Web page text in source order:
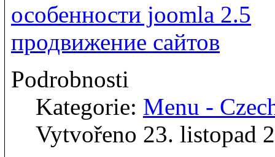
особенности joomla 2.5
продвижение сайтов
Podrobnosti
Kategorie: Menu -
Vytvořeno 23. listopad